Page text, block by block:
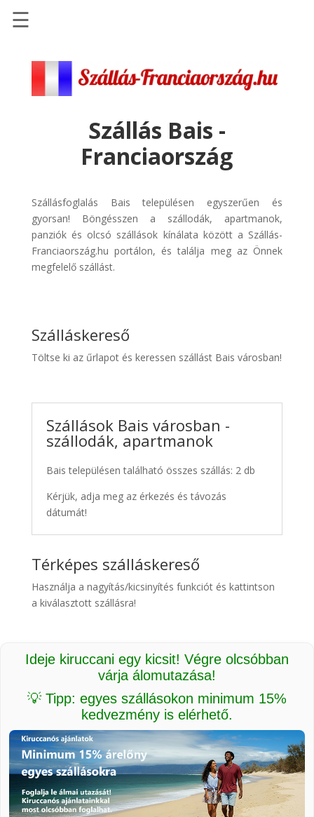
Szállások
Repülőjegy
pénzvisszatérítéssel
Discover
Cars
Transzfer
☰
Szállás Bais -
Franciaország
Szállásfoglalás Bais településen egyszerűen és
gyorsan! Böngésszen a szállodák, apartmanok,
panziók és olcsó szállások kínálata között a Szállás-
Franciaország.hu portálon, és találja meg az Önnek
megfelelő szállást.
Szálláskereső
Töltse ki az űrlapot és keressen szállást Bais városban!
Szállások Bais városban -
szállodák, apartmanok
Bais településen található összes szállás: 2 db
Kérjük, adja meg az érkezés és távozás
dátumát!
Térképes szálláskereső
Használja a nagyítás/kicsinyítés funkciót és kattintson
a kiválasztott szállásra!
Ideje kiruccani egy kicsit! Végre olcsóbban
várja álomutazása!
💡 Tipp: egyes szállásokon minimum 15%
kedvezmény is elérhető.